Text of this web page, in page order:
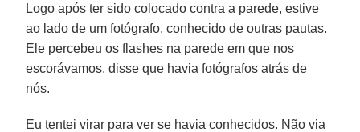
Logo após ter sido colocado contra a parede, estive
ao lado de um fotógrafo, conhecido de outras pautas.
Ele percebeu os flashes na parede em que nos
escorávamos, disse que havia fotógrafos atrás de
nós.
Eu tentei virar para ver se havia conhecidos. Não via